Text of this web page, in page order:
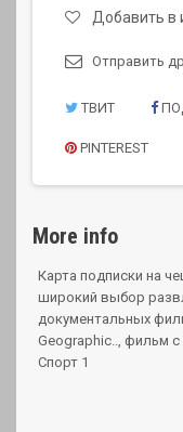
Добавить в
Отправить
ТВИТ
PINTEREST
More info
Карта подписки на
широкий выбор
документальных
Geographic.., фильм с
Спорт 1